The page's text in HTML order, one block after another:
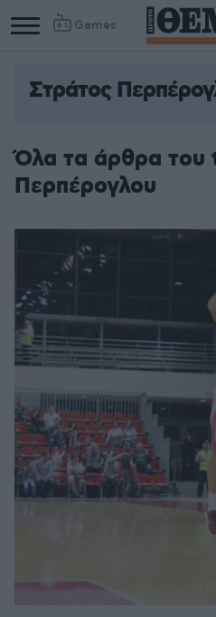
Games
Στράτος
Όλα τα άρθρα του
Περπέρογλου